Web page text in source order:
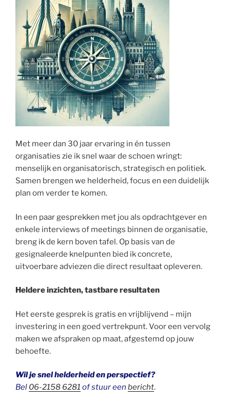
Met meer dan 30 jaar ervaring in én tussen
organisaties zie ik snel waar de schoen wringt:
menselijk en organisatorisch, strategisch en politiek.
Samen brengen we helderheid, focus en een duidelijk
plan om verder te komen.
In een paar gesprekken met jou als opdrachtgever en
enkele interviews of meetings binnen de organisatie,
breng ik de kern boven tafel. Op basis van de
gesignaleerde knelpunten bied ik concrete,
uitvoerbare adviezen die direct resultaat opleveren.
Heldere inzichten, tastbare resultaten
Het eerste gesprek is gratis en vrijblijvend – mijn
investering in een goed vertrekpunt. Voor een vervolg
maken we afspraken op maat, afgestemd op jouw
behoefte.
Wil je snel helderheid en perspectief?
Bel 06-2158 6281 of stuur een bericht.